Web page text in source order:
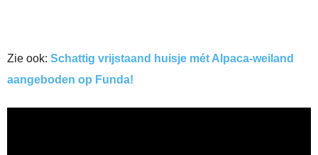
Zie ook: Schattig vrijstaand huisje mét Alpaca-weiland
aangeboden op Funda!